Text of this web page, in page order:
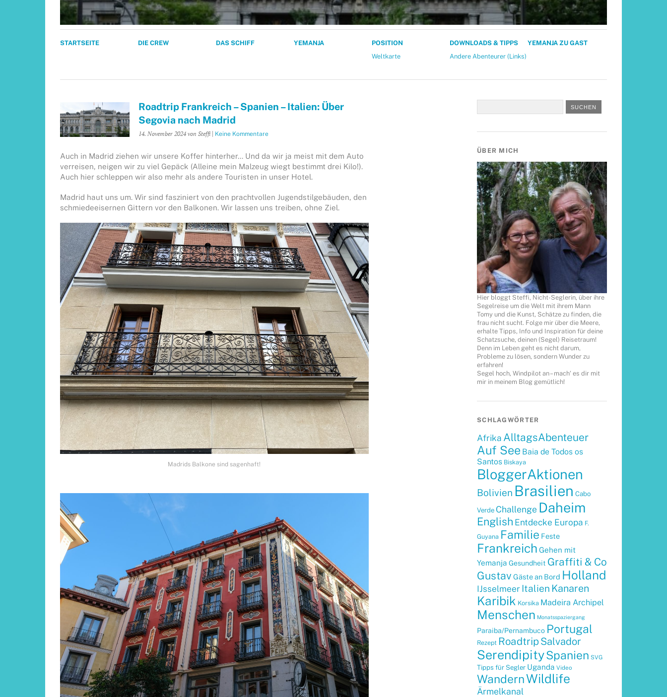
STARTSEITE DIE CREW DAS SCHIFF YEMANJA
POSITION
Weltkarte
DOWNLOADS & TIPPS
Andere Abenteurer (Links)
YEMANJA ZU GAST
Roadtrip Frankreich – Spanien – Italien: Über
Segovia nach Madrid
14. November 2024von Steffi| Keine Kommentare
Auch in Madrid ziehen wir unsere Koffer hinterher… Und da wir ja meist mit dem Auto
verreisen, neigen wir zu viel Gepäck (Alleine mein Malzeug wiegt bestimmt drei Kilo!).
Auch hier schleppen wir also mehr als andere Touristen in unser Hotel.
Madrid haut uns um. Wir sind fasziniert von den prachtvollen Jugendstilgebäuden, den
schmiedeeisernen Gittern vor den Balkonen. Wir lassen uns treiben, ohne Ziel.
Madrids Balkone sind sagenhaft!
ÜBER MICH
Hier bloggt Steffi, Nicht-Seglerin, über ihre
Segelreise um die Welt mit ihrem Mann
Tomy und die Kunst, Schätze zu finden, die
frau nicht sucht. Folge mir über die Meere,
erhalte Tipps, Info und Inspiration für deine
Schatzsuche, deinen (Segel) Reisetraum!
Denn im Leben geht es nicht darum,
Probleme zu lösen, sondern Wunder zu
erfahren!
Segel hoch, Windpilot an – mach‘ es dir mit
mir in meinem Blog gemütlich!
SCHLAGWÖRTER
Afrika AlltagsAbenteuer
Auf See Baia de Todos os
Santos Biskaya
BloggerAktionen
Bolivien Brasilien Cabo
Verde Challenge Daheim
English Entdecke Europa F.
Guyana Familie Feste
Frankreich Gehen mit
Yemanja Gesundheit Graffiti & Co
Gustav Gäste an Bord Holland
IJsselmeer Italien Kanaren
Karibik Korsika Madeira Archipel
Menschen Monatsspaziergang
Paraiba/Pernambuco Portugal
Rezept Roadtrip Salvador
SerendipitySpanien SVG
Tipps für Segler Uganda Video
WandernWildlife
Ärmelkanal